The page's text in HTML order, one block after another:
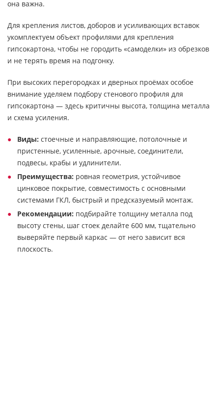
она важна.
Для крепления листов, доборов и усиливающих вставок
укомплектуем объект профилями для крепления
гипсокартона, чтобы не городить «самоделки» из обрезков
и не терять время на подгонку.
При высоких перегородках и дверных проёмах особое
внимание уделяем подбору стенового профиля для
гипсокартона — здесь критичны высота, толщина металла
и схема усиления.
Виды: стоечные и направляющие, потолочные и
пристенные, усиленные, арочные, соединители,
подвесы, крабы и удлинители.
Преимущества: ровная геометрия, устойчивое
цинковое покрытие, совместимость с основными
системами ГКЛ, быстрый и предсказуемый монтаж.
Рекомендации: подбирайте толщину металла под
высоту стены, шаг стоек делайте 600 мм, тщательно
выверяйте первый каркас — от него зависит вся
плоскость.